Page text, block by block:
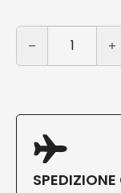
Scatola
Alternative: